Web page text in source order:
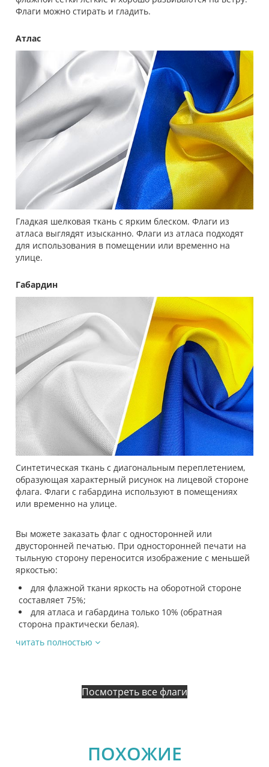
Флаги можно стирать и гладить.
Атлас
Гладкая шелковая ткань с ярким блеском. Флаги из
атласа выглядят изысканно. Флаги из атласа подходят
для использования в помещении или временно на
улице.
Габардин
Синтетическая ткань с диагональным переплетением,
образующая характерный рисунок на лицевой стороне
флага. Флаги с габардина используют в помещениях
или временно на улице.
Вы можете заказать флаг с односторонней или
двусторонней печатью. При односторонней печати на
тыльную сторону переносится изображение с меньшей
яркостью:
для флажной ткани яркость на оборотной стороне
составляет 75%;
для атласа и габардина только 10% (обратная
сторона практически белая).
читать полностью
Посмотреть все флаги
ПОХОЖИЕ